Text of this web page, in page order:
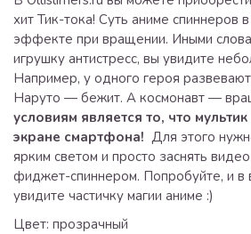
хит Тик-тока! Суть аниме спиннеров
эффекте при вращении. Иными
игрушку антистресс, вы увидите
Например, у одного героя
Наруто — бежит. А космонавт —
условиям является то, что
экране смартфона! Для этого
ярким светом и просто заснять
фиджет-спиннером. Попробуйте, и в
увидите частичку магии аниме :)
Цвет: прозрачный